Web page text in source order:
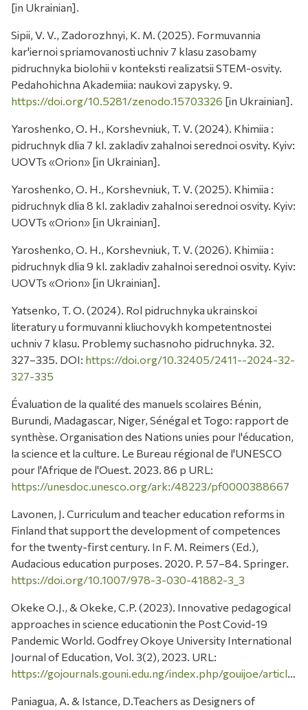
[in Ukrainian].
Sipii, V. V., Zadorozhnyi, K. M. (2025). Formuvannia
kar'iernoi spriamovanosti uchniv 7 klasu zasobamy
pidruchnyka biolohii v konteksti realizatsii STEM-osvity.
Pedahohichna Akademiia: naukovi zapysky. 9.
https://doi.org/10.5281/zenodo.15703326 [in Ukrainian].
Yaroshenko, O. H., Korshevniuk, T. V. (2024). Khimiia :
pidruchnyk dlia 7 kl. zakladiv zahalnoi serednoi osvity. Kyiv:
UOVTs «Orion» [in Ukrainian].
Yaroshenko, O. H., Korshevniuk, T. V. (2025). Khimiia :
pidruchnyk dlia 8 kl. zakladiv zahalnoi serednoi osvity. Kyiv:
UOVTs «Orion» [in Ukrainian].
Yaroshenko, O. H., Korshevniuk, T. V. (2026). Khimiia :
pidruchnyk dlia 9 kl. zakladiv zahalnoi serednoi osvity. Kyiv:
UOVTs «Orion» [in Ukrainian].
Yatsenko, T. O. (2024). Rol pidruchnyka ukrainskoi
literatury u formuvanni kliuchovykh kompetentnostei
uchniv 7 klasu. Problemy suchasnoho pidruchnyka. 32.
327–335. DOI: https://doi.org/10.32405/2411--2024-32-
327-335
Évaluation de la qualité des manuels scolaires Bénin,
Burundi, Madagascar, Niger, Sénégal et Togo: rapport de
synthèse. Organisation des Nations unies pour l'éducation,
la science et la culture. Le Bureau régional de l'UNESCO
pour l'Afrique de l'Ouest. 2023. 86 p URL:
https://unesdoc.unesco.org/ark:/48223/pf0000388667
Lavonen, J. Curriculum and teacher education reforms in
Finland that support the development of competences
for the twenty-first century. In F. M. Reimers (Ed.),
Audacious education purposes. 2020. P. 57–84. Springer.
https://doi.org/10.1007/978-3-030-41882-3_3
Okeke O.J., & Okeke, C.P. (2023). Innovative pedagogical
approaches in science educationin the Post Covid-19
Pandemic World. Godfrey Okoye University International
Journal of Education, Vol. 3(2), 2023. URL:
https://gojournals.gouni.edu.ng/index.php/gouijoe/article/view/85/80
Paniagua, A. & Istance, D.Teachers as Designers of